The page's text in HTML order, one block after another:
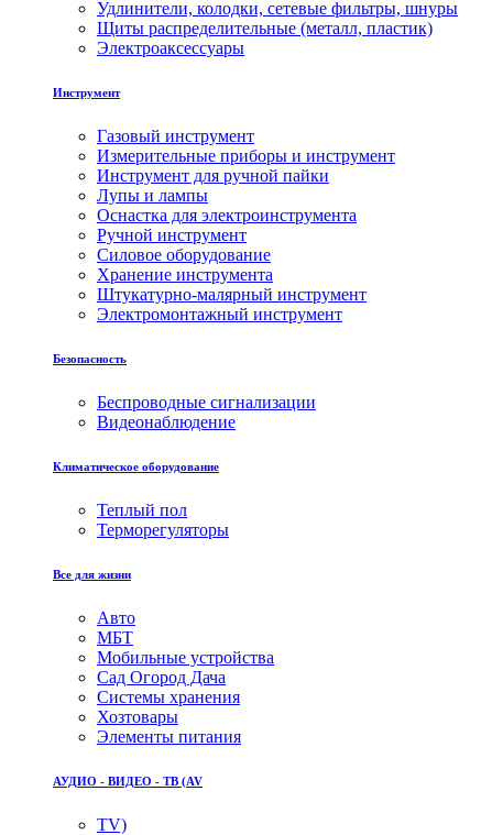
Удлинители, колодки, сетевые фильтры, шнуры
Щиты распределительные (металл, пластик)
Электроаксессуары
Инструмент
Газовый инструмент
Измерительные приборы и инструмент
Инструмент для ручной пайки
Лупы и лампы
Оснастка для электроинструмента
Ручной инструмент
Силовое оборудование
Хранение инструмента
Штукатурно-малярный инструмент
Электромонтажный инструмент
Безопасность
Беспроводные сигнализации
Видеонаблюдение
Климатическое оборудование
Теплый пол
Терморегуляторы
Все для жизни
Авто
МБТ
Мобильные устройства
Сад Огород Дача
Системы хранения
Хозтовары
Элементы питания
АУДИО - ВИДЕО - ТВ (AV
TV)